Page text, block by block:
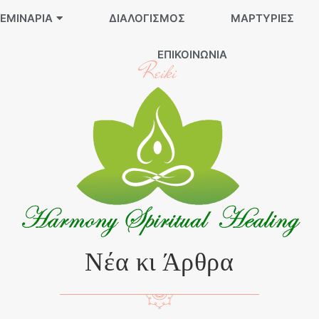
ΔΙΑΛΟΓΙΣΜΌΣ ΜΑΡΤΥΡΊΕΣ
ΕΠΙΚΟΙΝΩΝΊΑ
Reiki
Νέα κι Άρθρα